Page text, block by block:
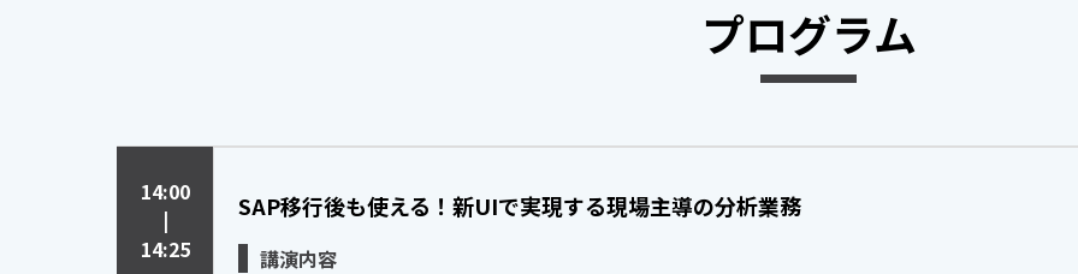
プログラム
14:00
|
14:25
SAP移行後も使える！新UIで実現する現場主導の分析業務
講演内容